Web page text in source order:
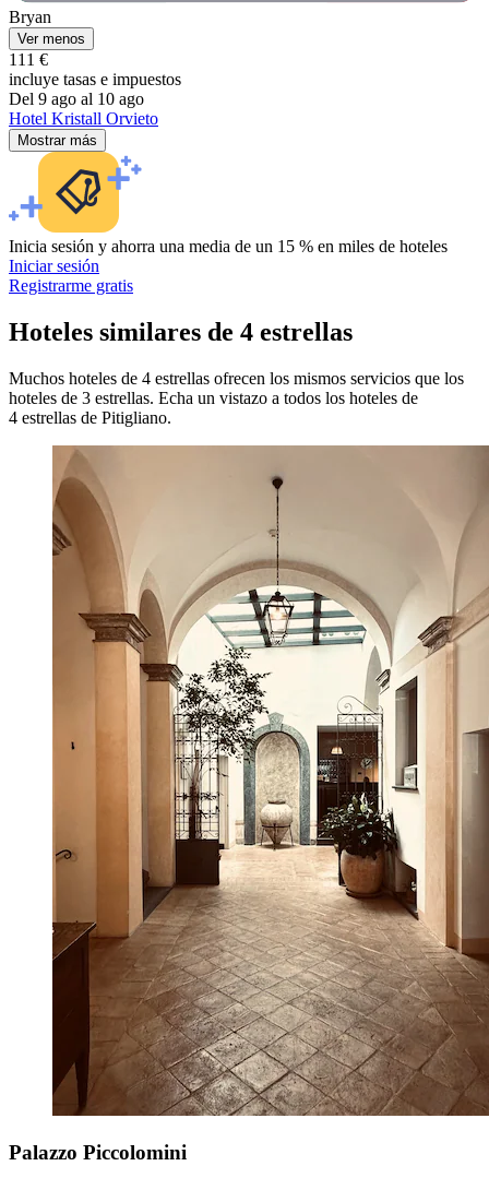
Bryan
Ver menos
111 €
incluye tasas e impuestos
Del 9 ago al 10 ago
Hotel Kristall Orvieto
Mostrar más
Inicia sesión y ahorra una media de un 15 % en miles de hoteles
Iniciar sesión
Registrarme gratis
Hoteles similares de 4 estrellas
Muchos hoteles de 4 estrellas ofrecen los mismos servicios que los
hoteles de 3 estrellas. Echa un vistazo a todos los hoteles de
4 estrellas de Pitigliano.
Palazzo Piccolomini